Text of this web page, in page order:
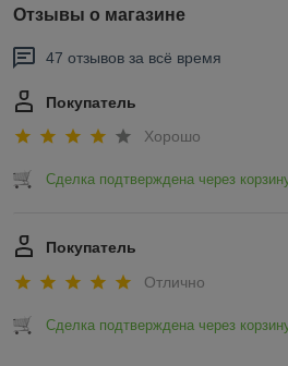
Отзывы о магазине
47 отзывов за всё время
Покупатель
Хорошо
Сделка подтверждена через
Покупатель
Отлично
Сделка подтверждена через